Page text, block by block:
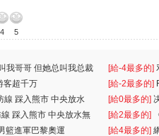
4 5
我哥哥 但她总叫我总裁
[給-4最多的]
离
客超千万 [給-2最多的]
線 踩入熊市 中央放水
[給0最多的]
踩入熊市 中央放水無 [給2最多的]
籃進軍巴黎奧運 [給4最多的]